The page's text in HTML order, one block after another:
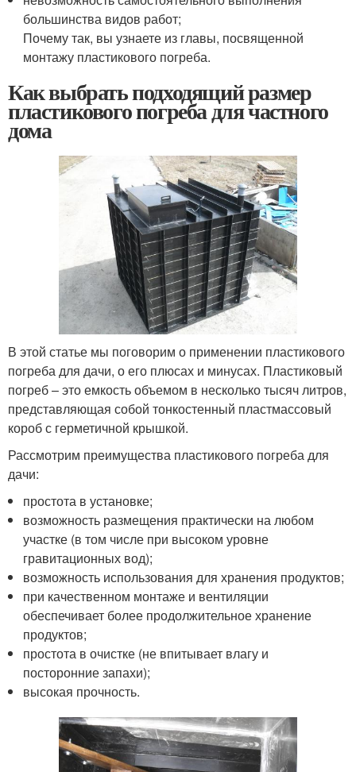
большинства видов работ;
Почему так, вы узнаете из главы, посвященной
монтажу пластикового погреба.
Как выбрать подходящий размер
пластикового погреба для частного
дома
В этой статье мы поговорим о применении пластикового
погреба для дачи, о его плюсах и минусах. Пластиковый
погреб – это емкость объемом в несколько тысяч литров,
представляющая собой тонкостенный пластмассовый
короб с герметичной крышкой.
Рассмотрим преимущества пластикового погреба для
дачи:
простота в установке;
возможность размещения практически на любом
участке (в том числе при высоком уровне
гравитационных вод);
возможность использования для хранения продуктов;
при качественном монтаже и вентиляции
обеспечивает более продолжительное хранение
продуктов;
простота в очистке (не впитывает влагу и
посторонние запахи);
высокая прочность.